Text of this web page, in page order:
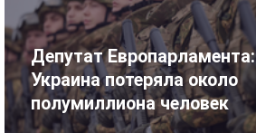
Депутат Европарламента:
Украина потеряла около
полумиллиона человек